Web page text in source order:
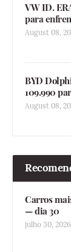
VW ID.
para
August 08,
BYD
109.990
August 08,
Carros
— dia 30
julho 30, 2026